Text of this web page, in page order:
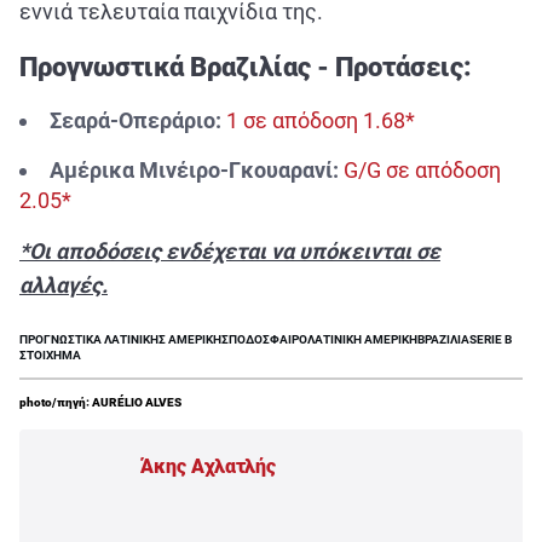
εννιά τελευταία παιχνίδια της.
Προγνωστικά Βραζιλίας - Προτάσεις:
Σεαρά-Οπεράριο: 1 σε απόδοση 1.68*
Αμέρικα Μινέιρο-Γκουαρανί: G/G σε απόδοση
2.05*
*Οι αποδόσεις ενδέχεται να υπόκεινται σε
αλλαγές.
ΠΡΟΓΝΩΣΤΙΚΑ ΛΑΤΙΝΙΚΗΣ ΑΜΕΡΙΚΗΣΠΟΔΟΣΦΑΙΡΟΛΑΤΙΝΙΚΗ ΑΜΕΡΙΚΗΒΡΑΖΙΛΙΑSERIE B
ΣΤΟΙΧΗΜΑ
photo/πηγή: AURÉLIO ALVES
Άκης Αχλατλής